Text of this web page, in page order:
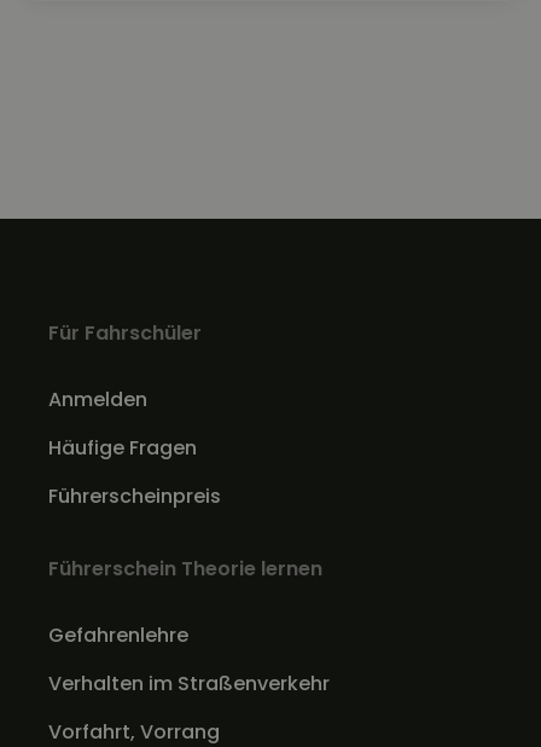
Für Fahrschüler
Anmelden
Häufige Fragen
Führerscheinpreis
Führerschein Theorie lernen
Gefahrenlehre
Verhalten im Straßenverkehr
Vorfahrt, Vorrang